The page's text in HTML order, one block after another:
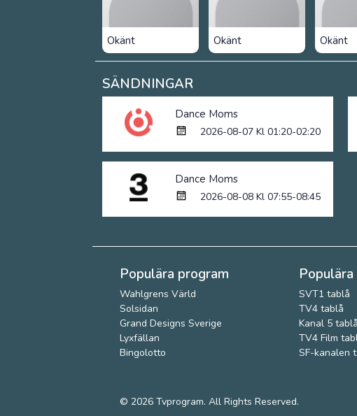
Okänt Okänt Okänt
SÄNDNINGAR
Dance Moms
2026-08-07 Kl 01:20-02:20
Dance Moms
2026-08-08 Kl 07:55-08:45
Populära program
Wahlgrens Värld
Solsidan
Grand Designs Sverige
Lyxfällan
Bingolotto
SVT1 tablå
TV4 tablå
Kanal 5 tablå
TV4 Film
SF-kanalen
© 2026 Tvprogram. All Rights Reserved.